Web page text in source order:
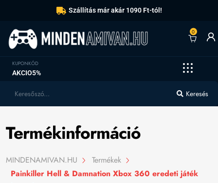
Szállítás már akár 1090 Ft-tól!
0
KUPONKÓD
AKCIO5%
Keresés
Termékinformáció
MINDENAMIVAN.HU
Termékek
Painkiller Hell & Damnation Xbox 360 eredeti játék